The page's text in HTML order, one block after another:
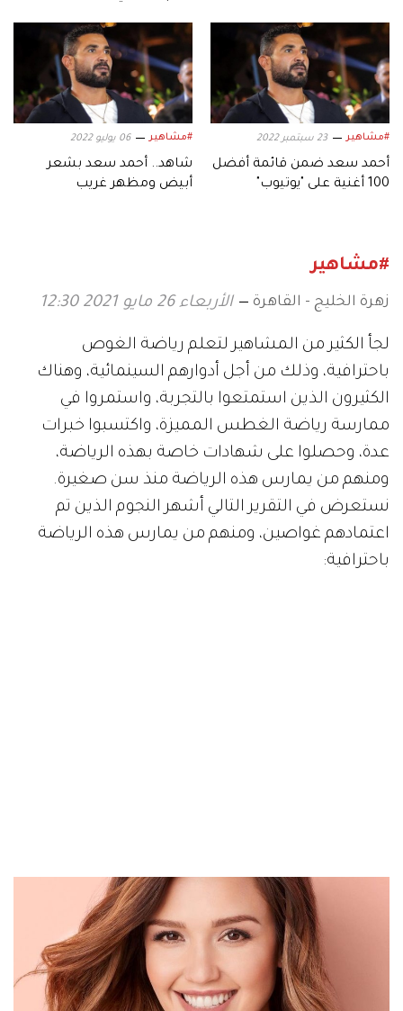
#مشاهير 23 سبتمبر 2022
أحمد سعد ضمن قائمة أفضل
100 أغنية على "يوتيوب"
#مشاهير 06 يوليو 2022
شاهد.. أحمد سعد بشعر
أبيض ومظهر غريب
#مشاهير
زهرة الخليج - القاهرة الأربعاء 26 مايو 2021 12:30
لجأ الكثير من المشاهير لتعلم رياضة الغوص
باحترافية، وذلك من أجل أدوارهم السينمائية، وهناك
الكثيرون الذين استمتعوا بالتجربة، واستمروا في
ممارسة رياضة الغطس المميزة، واكتسبوا خبرات
عدة، وحصلوا على شهادات خاصة بهذه الرياضة،
ومنهم من يمارس هذه الرياضة منذ سن صغيرة.
نستعرض في التقرير التالي أشهر النجوم الذين تم
اعتمادهم غواصين، ومنهم من يمارس هذه الرياضة
باحترافية: